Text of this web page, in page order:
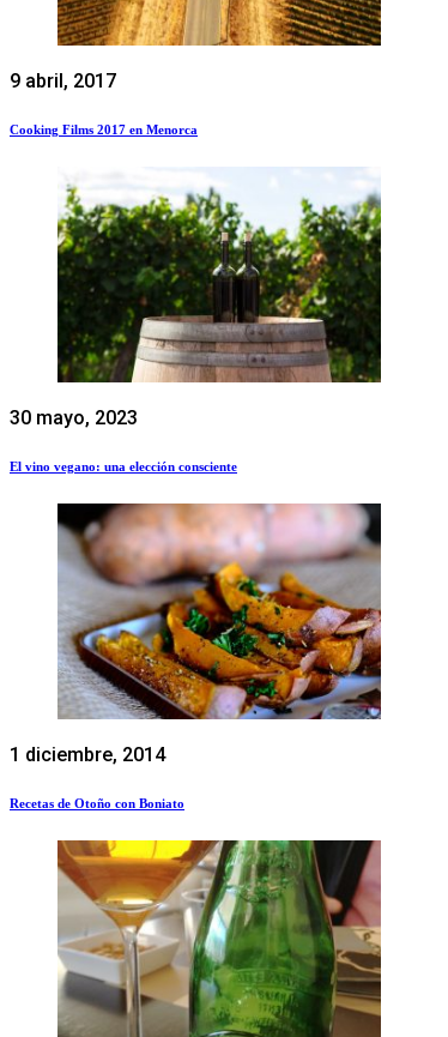
9 abril, 2017
Cooking Films 2017 en Menorca
30 mayo, 2023
El vino vegano: una elección consciente
1 diciembre, 2014
Recetas de Otoño con Boniato